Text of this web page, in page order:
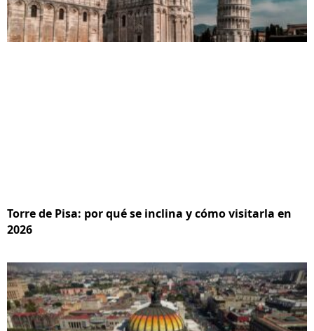
Torre de Pisa: por qué se inclina y cómo visitarla en
2026